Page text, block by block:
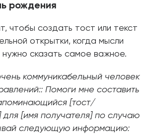
рождения
чтобы создать тост или текст
открытки, когда мысли
сказать самое важное.
коммуникабельный человек
Помоги мне составить
[тост/
для [имя получателя] по случаю
следующую информацию: